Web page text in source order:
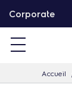
a
Corporate
Accueil